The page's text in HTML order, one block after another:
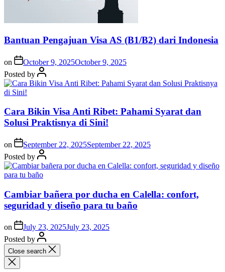
Bantuan Pengajuan Visa AS (B1/B2) dari Indonesia
on October 9, 2025October 9, 2025
Posted by
Cara Bikin Visa Anti Ribet: Pahami Syarat dan
Solusi Praktisnya di Sini!
on September 22, 2025September 22, 2025
Posted by
Cambiar bañera por ducha en Calella: confort,
seguridad y diseño para tu baño
on July 23, 2025July 23, 2025
Posted by
Close search